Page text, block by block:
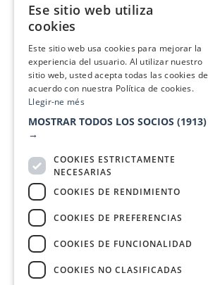
Ese sitio web utiliza
cookies
Este sitio web usa cookies para mejorar la
experiencia del usuario. Al utilizar nuestro
sitio web, usted acepta todas las cookies de
acuerdo con nuestra Política de cookies.
Llegir-ne més
MOSTRAR TODOS LOS SOCIOS (1913)
→
COOKIES ESTRICTAMENTE
NECESARIAS
COOKIES DE RENDIMIENTO
COOKIES DE PREFERENCIAS
COOKIES DE FUNCIONALIDAD
COOKIES NO CLASIFICADAS